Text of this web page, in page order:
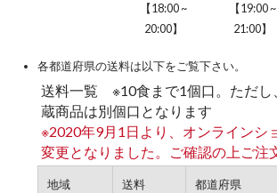
【18:00 ~
20:00】
【19:00 ~
21:00】
各都道府県の送料は以下をご覧下さい。
送料一覧 ※10食まで1個口。ただし
蔵商品は別個口となります
※2020年9月1日より、オンラインシ
変更となりました。ご確認の上ご注
地域 送料 都道府県